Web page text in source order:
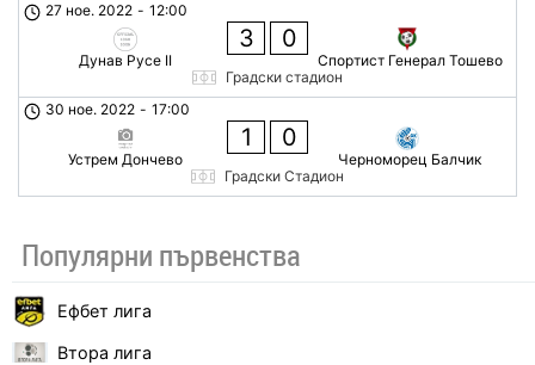
Популярни първенства
Ефбет лига
Втора лига
27 ное. 2022 - 12:00
Дунав Русе II
3 0
Спортист Генерал Тошево
Градски стадион
30 ное. 2022 - 17:00
Устрем Дончево
1 0
Черноморец Балчик
Градски Стадион